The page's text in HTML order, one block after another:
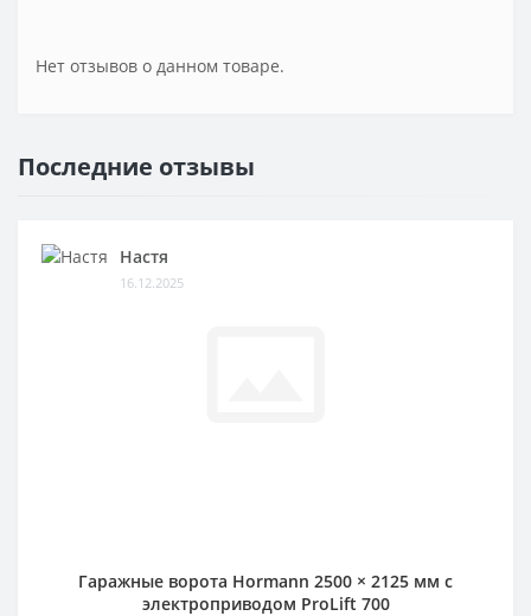
Нет отзывов о данном товаре.
Последние отзывы
Настя
16.12.2025
Гаражные ворота Hormann 2500 × 2125 мм c
электроприводом ProLift 700